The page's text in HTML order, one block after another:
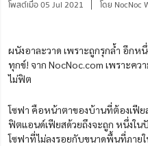
โพสต์เมื่อ 05 Jul 2021 โดย NocNoc
ผนังอาละวาด เพราะถูกรุกล้ำ อีก
ทุกข์! จาก NocNoc.com เพราะค
ไม่ฟิต
โซฟา คือหน้าตาของบ้านที่ต้องเฟีย
ฟิตแอนด์เฟียสด้วยถึงจะถูก หนึ่งใน
โซฟาที่ไม่ลงรอยกับขนาดพื้นที่ภาย